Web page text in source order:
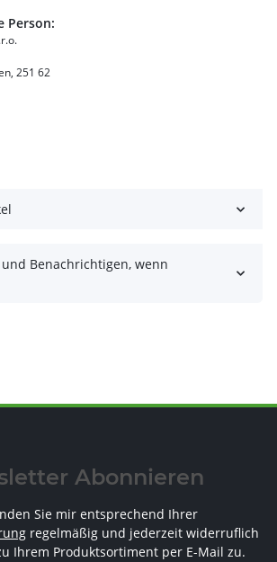
Person:
251 62
und Benachrichtigen, wenn
Abonnieren
Sie mir entsprechend Ihrer
regelmäßig und jederzeit widerruflich
Ihrem Produktsortiment per E-Mail zu.